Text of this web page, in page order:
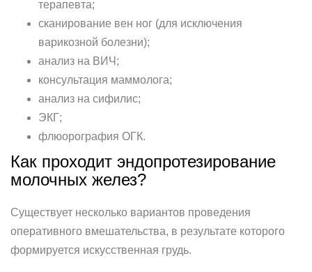
терапевта;
сканирование вен ног (для исключения
варикозной болезни);
анализ на ВИЧ;
консультация маммолога;
анализ на сифилис;
ЭКГ;
флюорография ОГК.
Как проходит эндопротезирование
молочных желез?
Существует несколько вариантов проведения
оперативного вмешательства, в результате которого
формируется искусственная грудь.